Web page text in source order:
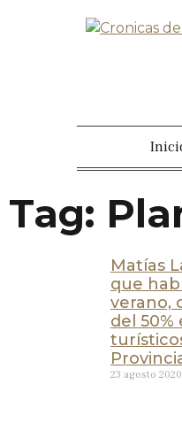
Tag:
Matías
que
verano,
del 50%
23 agosto 2020